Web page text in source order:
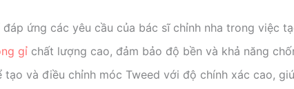
ứng các yêu cầu của bác sĩ chỉnh nha trong việc
gỉ chất lượng cao, đảm bảo độ bền và khả năng
và điều chỉnh móc Tweed với độ chính xác cao,